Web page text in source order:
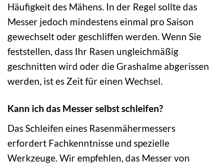
Häufigkeit des Mähens. In der Regel sollte das
Messer jedoch mindestens einmal pro Saison
gewechselt oder geschliffen werden. Wenn Sie
feststellen, dass Ihr Rasen ungleichmäßig
geschnitten wird oder die Grashalme abgerissen
werden, ist es Zeit für einen Wechsel.
Kann ich das Messer selbst schleifen?
Das Schleifen eines Rasenmähermessers
erfordert Fachkenntnisse und spezielle
Werkzeuge. Wir empfehlen, das Messer von